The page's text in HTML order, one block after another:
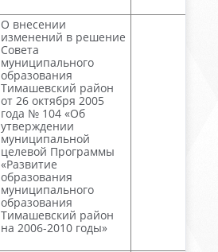
О внесении
изменений в решение
Совета
муниципального
образования
Тимашевский район
от 26 октября 2005
года № 104 «Об
утверждении
муниципальной
целевой Программы
«Развитие
образования
муниципального
образования
Тимашевский район
на 2006-2010 годы»